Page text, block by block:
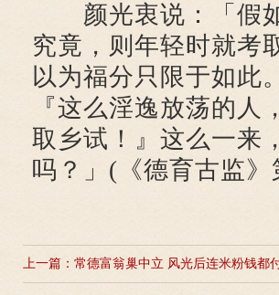
颜光衷说：「假如
究竟，则年轻时就考
以为福分只限于如此
『这么淫逸放荡的
取乡试！』这么一来
吗？」(《德育古监》
上一篇： 常德富翁巢中立 风光后连米粉钱都